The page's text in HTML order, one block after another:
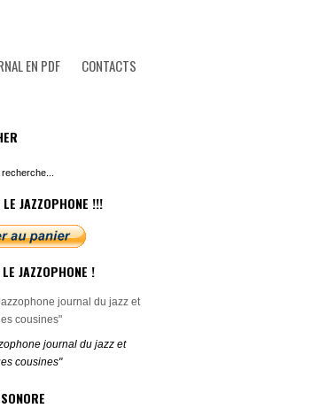
EN PDF CONTACTS
LE JAZZOPHONE !!!
JAZZOPHONE !
journal du jazz et
cousines"